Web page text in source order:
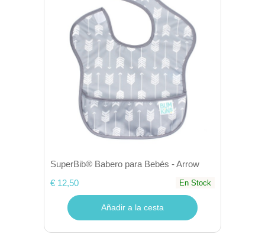
SuperBib® Babero para Bebés - Arrow
€ 12,50
En Stock
Añadir a la cesta